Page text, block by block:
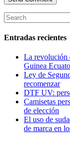
Entradas recientes
La revolución
Guinea
Ley de
recomenzar
DTF UV:
Camisetas
de elección
El uso de
de marca en